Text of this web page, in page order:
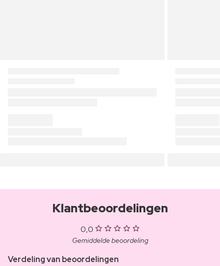
Klantbeoordelingen
0,0
Gemiddelde beoordeling
Verdeling van beoordelingen